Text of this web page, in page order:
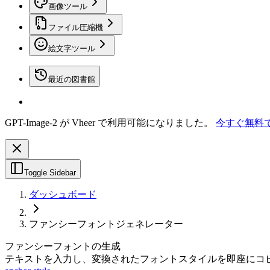
画像ツール
ファイル圧縮機
絵文字ツール
最近の図書館
GPT-Image-2 が Vheer で利用可能になりました。 今すぐ無料
Toggle Sidebar
ダッシュボード
ファンシーフォントジェネレーター
ファンシーフォントの生成
テキストを入力し、変換されたフォントスタイルを即座にコ